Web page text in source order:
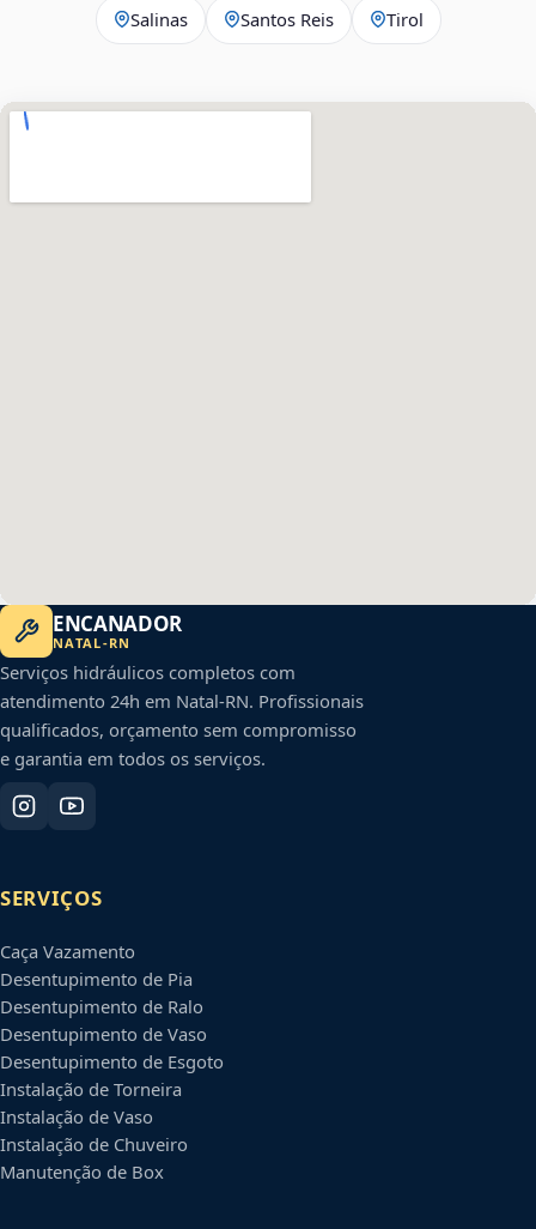
Salinas Santos Reis Tirol
ENCANADOR
NATAL-RN
Serviços hidráulicos completos com
atendimento 24h em Natal-RN. Profissionais
qualificados, orçamento sem compromisso
e garantia em todos os serviços.
SERVIÇOS
Caça Vazamento
Desentupimento de Pia
Desentupimento de Ralo
Desentupimento de Vaso
Desentupimento de Esgoto
Instalação de Torneira
Instalação de Vaso
Instalação de Chuveiro
Manutenção de Box